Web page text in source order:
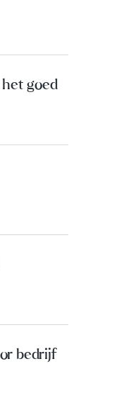
goed
bedrijf